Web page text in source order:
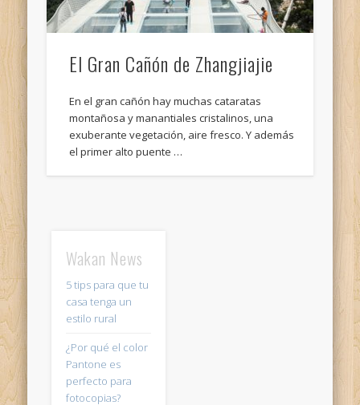
El Gran Cañón de Zhangjiajie
En el gran cañón hay muchas cataratas
montañosa y manantiales cristalinos, una
exuberante vegetación, aire fresco. Y además
el primer alto puente …
Wakan News
5 tips para que tu
casa tenga un
estilo rural
¿Por qué el color
Pantone es
perfecto para
fotocopias?